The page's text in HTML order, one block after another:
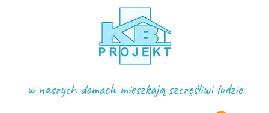
w naszych domach mieszkają szczęśliwi ludzie